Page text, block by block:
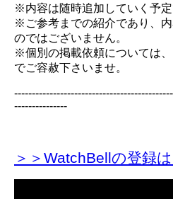
※内容は随時追加していく予定
※ご参考までの紹介であり、
のではございません。
※個別の掲載依頼については
でご容赦下さいませ。
---------------
＞＞WatchBellの登録